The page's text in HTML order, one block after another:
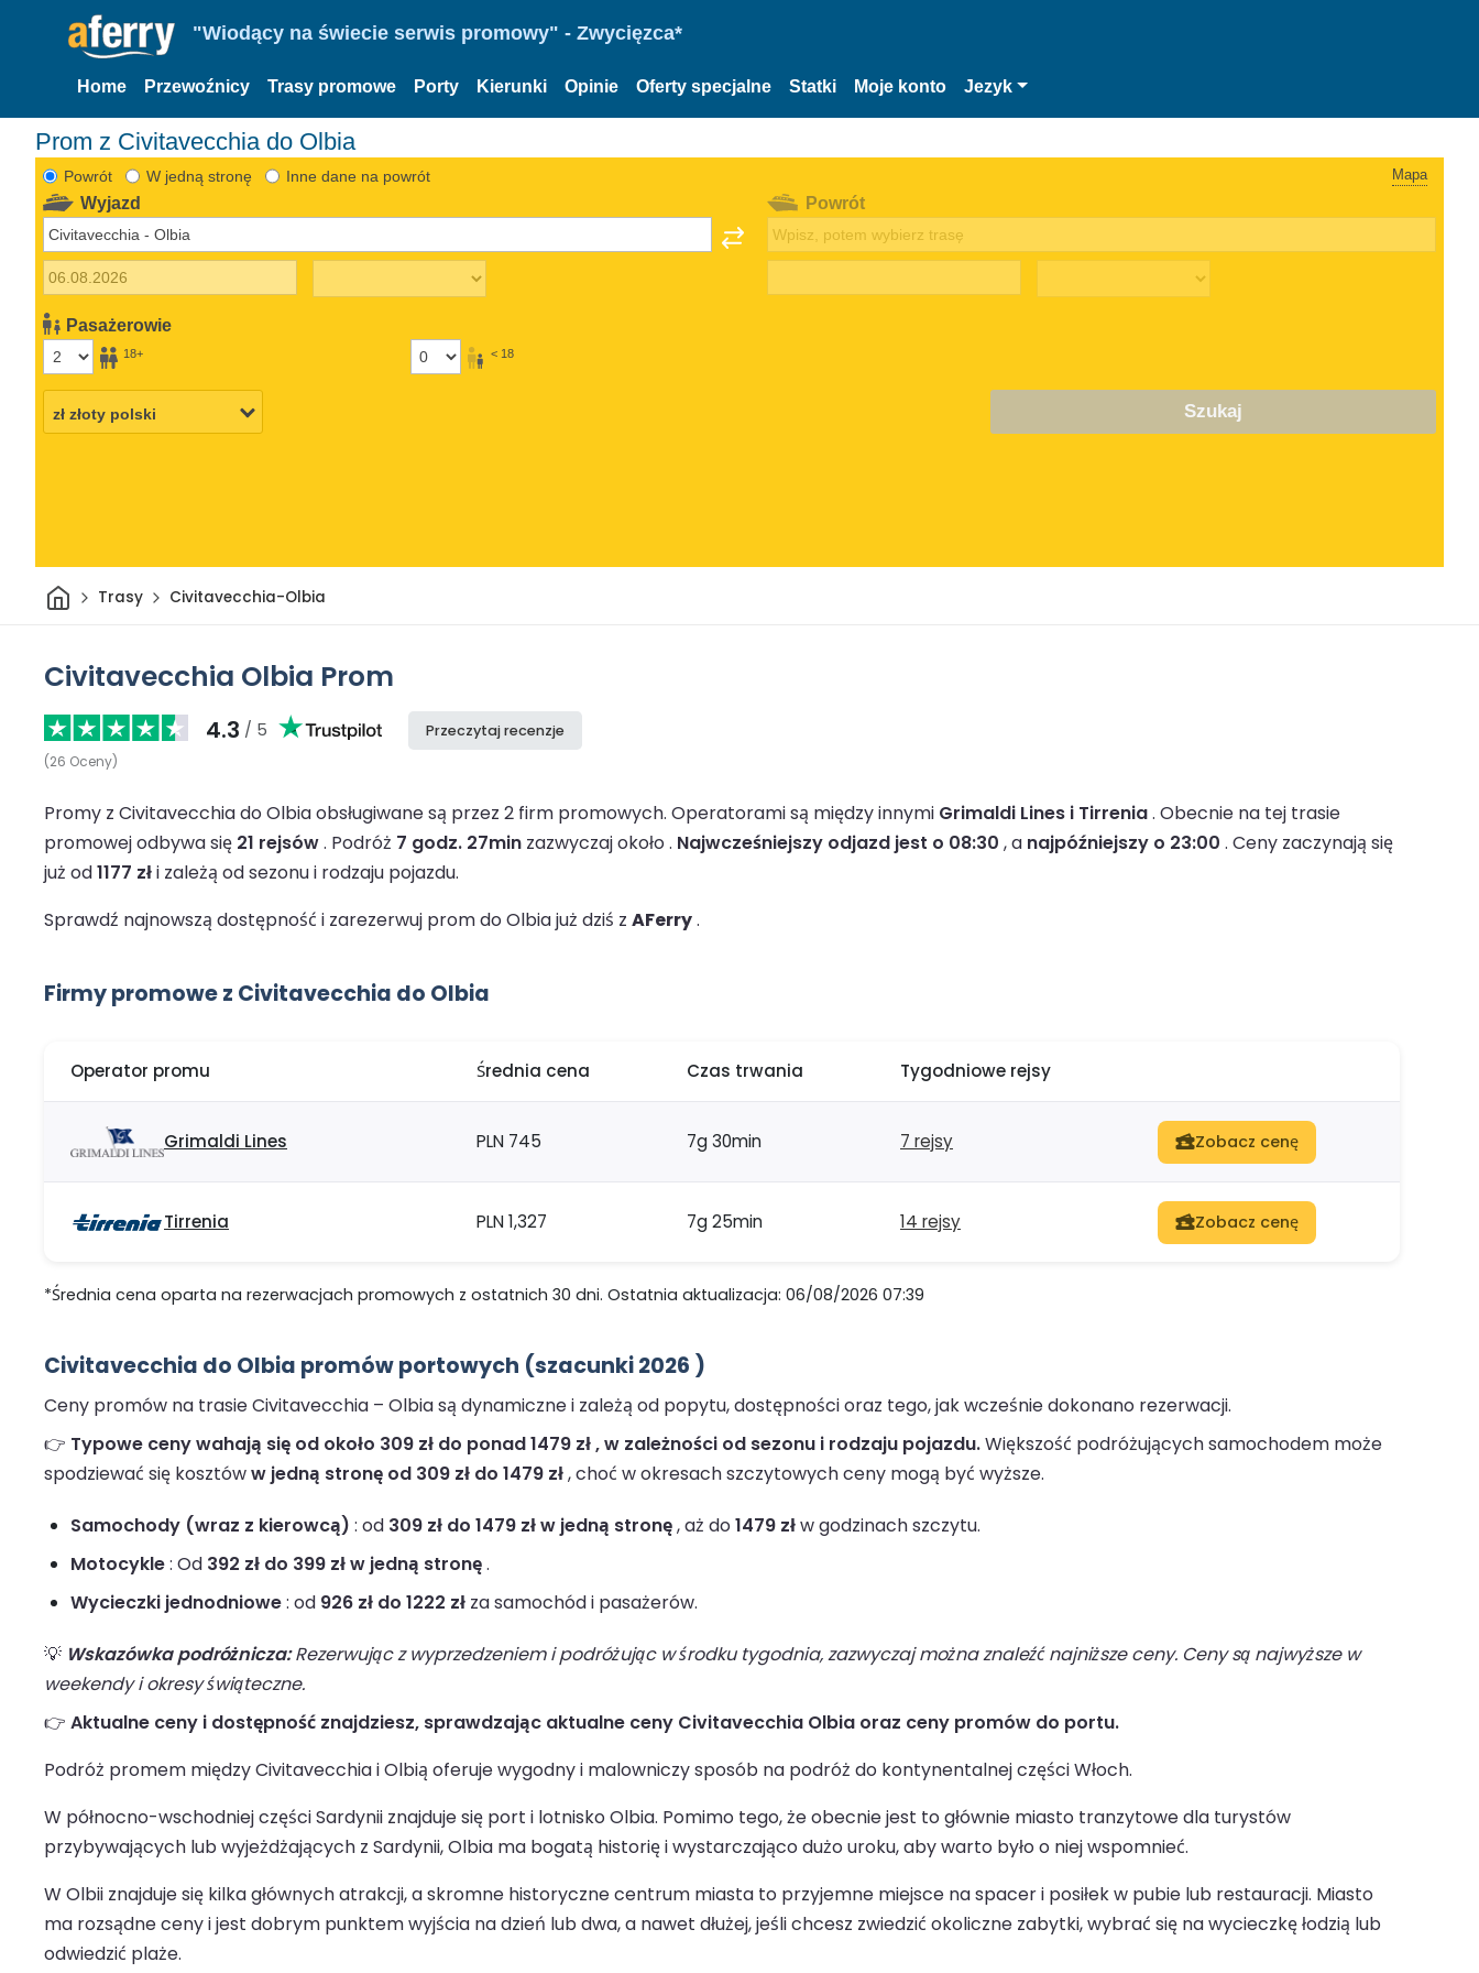
"Wiodący na świecie serwis promowy" - Zwycięzca*
Home Przewoźnicy Trasy promowe Porty Kierunki Opinie Oferty specjalne Statki Moje konto Jezyk
Prom z Civitavecchia do Olbia
Powrót W jedną stronę Inne dane na powrót Mapa
Wyjazd
Pasażerowie
18+ < 18
Powrót
Szukaj
DomTrasy Civitavecchia-Olbia
Civitavecchia Olbia Prom
4.3 / 5
(26 Oceny)
Przeczytaj recenzje
Promy z Civitavecchia do Olbia obsługiwane są przez 2 firm promowych. Operatorami są między innymi Grimaldi Lines i Tirrenia. Obecnie na tej trasie
promowej odbywa się 21 rejsów. Podróż 7 godz. 27min zazwyczaj około . Najwcześniejszy odjazd jest o 08:30 , a najpóźniejszy o 23:00 . Ceny zaczynają się
już od1177 złi zależą od sezonu i rodzaju pojazdu.
Sprawdź najnowszą dostępność i zarezerwuj prom do Olbia już dziś z AFerry.
Firmy promowe z Civitavecchia do Olbia
Operator promu Średnia cena Czas trwania Tygodniowe rejsy
Grimaldi Lines PLN 745 7g 30min 7 rejsy Zobacz cenę
Tirrenia PLN 1,327 7g 25min 14 rejsy Zobacz cenę
*Średnia cena oparta na rezerwacjach promowych z ostatnich 30 dni. Ostatnia aktualizacja: 06/08/2026 07:39
Civitavecchia do Olbia promów portowych (szacunki 2026 )
Ceny promów na trasie Civitavecchia – Olbia są dynamiczne i zależą od popytu, dostępności oraz tego, jak wcześnie dokonano rezerwacji.
👉 Typowe ceny wahają się od około 309 zł do ponad 1479 zł , w zależności od sezonu i rodzaju pojazdu.Większość podróżujących samochodem może
spodziewać się kosztóww jedną stronę od 309 zł do 1479 zł, choć w okresach szczytowych ceny mogą być wyższe.
Samochody (wraz z kierowcą) : od 309 zł do 1479 zł w jedną stronę, aż do 1479 złw godzinach szczytu.
Motocykle: Od 392 zł do 399 zł w jedną stronę.
Wycieczki jednodniowe: od 926 zł do 1222 zł za samochód i pasażerów.
💡 Wskazówka podróżnicza:Rezerwując z wyprzedzeniem i podróżując w środku tygodnia, zazwyczaj można znaleźć najniższe ceny. Ceny są najwyższe w
weekendy i okresy świąteczne.
👉 Aktualne ceny i dostępność znajdziesz, sprawdzając aktualne ceny Civitavecchia Olbia oraz ceny promów do portu.
Podróż promem między Civitavecchia i Olbią oferuje wygodny i malowniczy sposób na podróż do kontynentalnej części Włoch.
W północno-wschodniej części Sardynii znajduje się port i lotnisko Olbia. Pomimo tego, że obecnie jest to głównie miasto tranzytowe dla turystów
przybywających lub wyjeżdżających z Sardynii, Olbia ma bogatą historię i wystarczająco dużo uroku, aby warto było o niej wspomnieć.
W Olbii znajduje się kilka głównych atrakcji, a skromne historyczne centrum miasta to przyjemne miejsce na spacer i posiłek w pubie lub restauracji. Miasto
ma rozsądne ceny i jest dobrym punktem wyjścia na dzień lub dwa, a nawet dłużej, jeśli chcesz zwiedzić okoliczne zabytki, wybrać się na wycieczkę łodzią lub
odwiedzić plaże.